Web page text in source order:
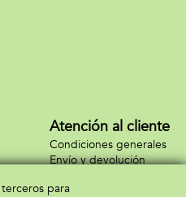
Atención al cliente
Condiciones generales
Envío y devolución
para